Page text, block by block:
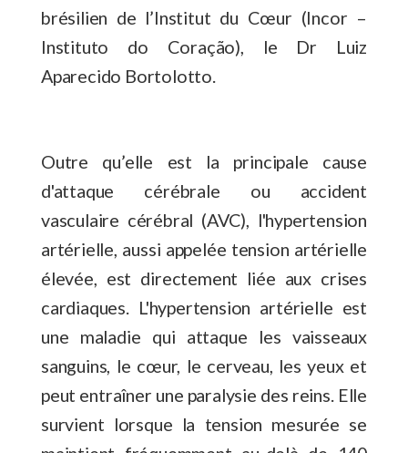
brésilien de l’Institut du Cœur (Incor –
Instituto do Coração), le Dr Luiz
Aparecido Bortolotto.
Outre qu’elle est la principale cause
d'attaque cérébrale ou accident
vasculaire cérébral (AVC), l'hypertension
artérielle, aussi appelée tension artérielle
élevée, est directement liée aux crises
cardiaques. L'hypertension artérielle est
une maladie qui attaque les vaisseaux
sanguins, le cœur, le cerveau, les yeux et
peut entraîner une paralysie des reins. Elle
survient lorsque la tension mesurée se